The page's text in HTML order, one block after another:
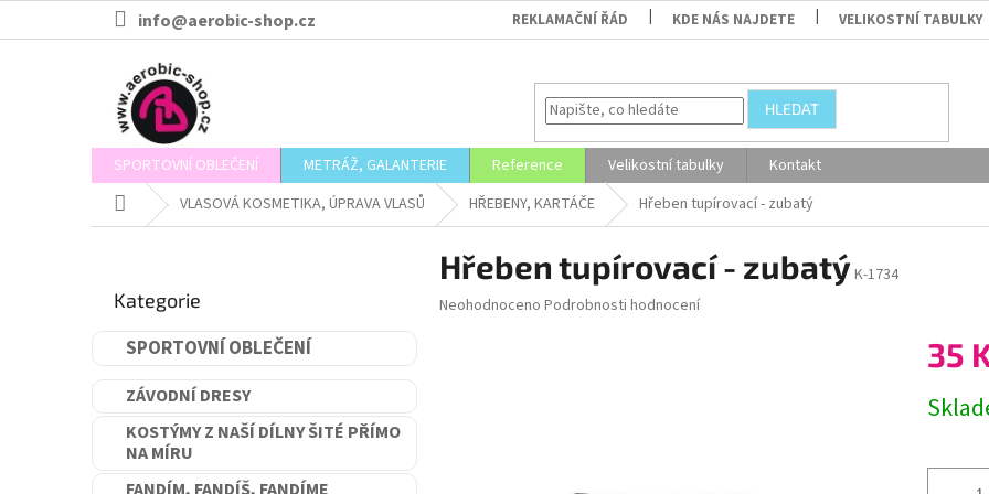
info@aerobic-shop.cz REKLAMAČNÍ ŘÁD KDE NÁS NAJDETE VELIKOSTNÍ TABULKY
HLEDAT
SPORTOVNÍ OBLEČENÍ METRÁŽ, GALANTERIE Reference Velikostní tabulky
Kontakt
Domů VLASOVÁ KOSMETIKA, ÚPRAVA VLASŮ HŘEBENY, KARTÁČE Hřeben tupírovací - zubatý
kategorie
Kategorie
SPORTOVNÍ OBLEČENÍ
ZÁVODNÍ DRESY
KOSTÝMY Z NAŠÍ DÍLNY ŠITÉ PŘÍMO
NA MÍRU
Hřeben tupírovací - zubatýK-1734
Průměrné
Neohodnoceno Podrobnosti hodnocení
35
cena: